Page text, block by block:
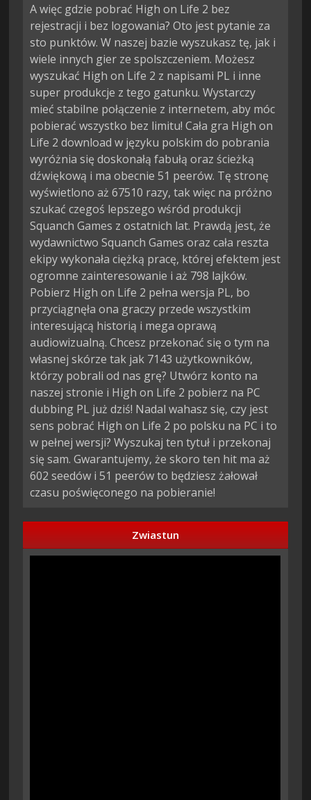
A więc gdzie pobrać High on Life 2 bez
rejestracji i bez logowania? Oto jest pytanie za
sto punktów. W naszej bazie wyszukasz tę, jak i
wiele innych gier ze spolszczeniem. Możesz
wyszukać High on Life 2 z napisami PL i inne
super produkcje z tego gatunku. Wystarczy
mieć stabilne połączenie z internetem, aby móc
pobierać wszystko bez limitu! Cała gra High on
Life 2 download w języku polskim do pobrania
wyróżnia się doskonałą fabułą oraz ścieżką
dźwiękową i ma obecnie 51 peerów. Tę stronę
wyświetlono aż 67510 razy, tak więc na próżno
szukać czegoś lepszego wśród produkcji
Squanch Games z ostatnich lat. Prawdą jest, że
wydawnictwo Squanch Games oraz cała reszta
ekipy wykonała ciężką pracę, której efektem jest
ogromne zainteresowanie i aż 798 lajków.
Pobierz High on Life 2 pełna wersja PL, bo
przyciągnęła ona graczy przede wszystkim
interesującą historią i mega oprawą
audiowizualną. Chcesz przekonać się o tym na
własnej skórze tak jak 7143 użytkowników,
którzy pobrali od nas grę? Utwórz konto na
naszej stronie i High on Life 2 pobierz na PC
dubbing PL już dziś! Nadal wahasz się, czy jest
sens pobrać High on Life 2 po polsku na PC i to
w pełnej wersji? Wyszukaj ten tytuł i przekonaj
się sam. Gwarantujemy, że skoro ten hit ma aż
602 seedów i 51 peerów to będziesz żałował
czasu poświęconego na pobieranie!
Zwiastun